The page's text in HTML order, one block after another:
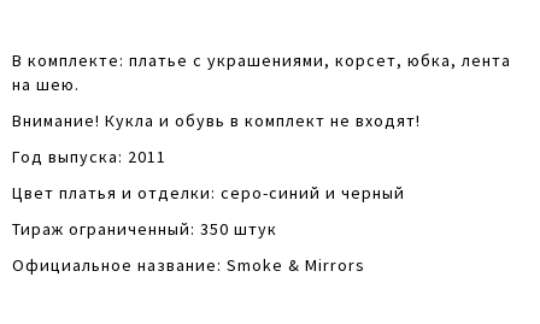
В комплекте: платье с украшениями, корсет, юбка, лента
на шею.
Внимание! Кукла и обувь в комплект не входят!
Год выпуска: 2011
Цвет платья и отделки: серо-синий и черный
Тираж ограниченный: 350 штук
Официальное название: Smoke & Mirrors